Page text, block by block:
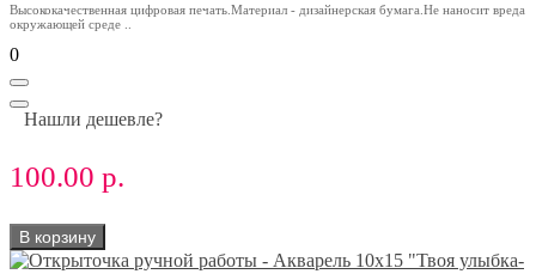
Высококачественная цифровая печать.Материал - дизайнерская бумага.Не наносит вреда
окружающей среде ..
0
Нашли дешевле?
100.00 р.
В корзину